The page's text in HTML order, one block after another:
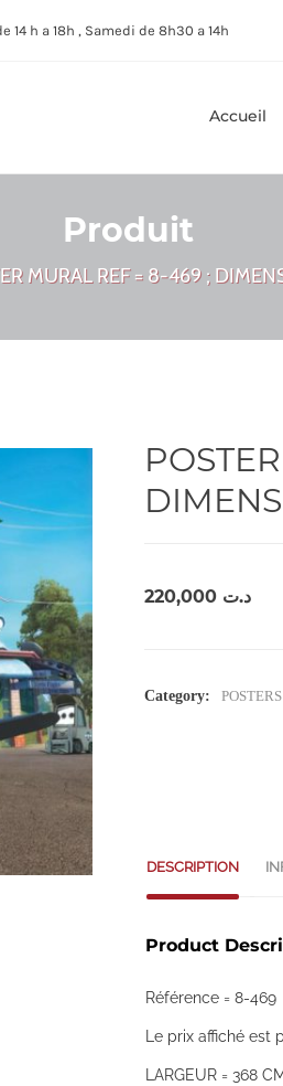
14 h a 18h , Samedi de 8h30 a 14h
Accueil
Produit
MURAL REF = 8-469 ;
د.ت
Category:
DESCRIPTION
Product
Référence = 8-469
Le prix affiché est
LARGEUR = 368